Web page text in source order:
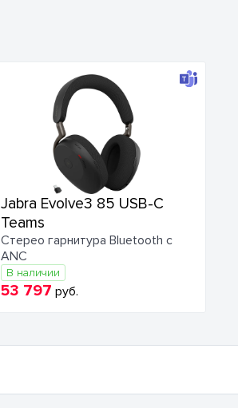
Jabra Evolve3 85 USB-C
Teams
Стерео гарнитура Bluetooth с
ANC
В наличии
53 797 руб.